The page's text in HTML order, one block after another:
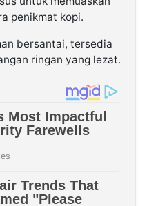
penikmat kopi.
bersantai, tersedia
ringan yang lezat.